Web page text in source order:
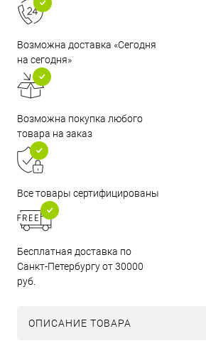
Возможна доставка «Сегодня
на сегодня»
Возможна покупка любого
товара на заказ
Все товары сертифицированы
Бесплатная доставка по
Санкт-Петербургу от 30000
руб.
ОПИСАНИЕ ТОВАРА